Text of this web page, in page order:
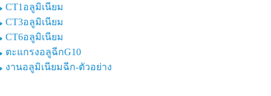
CT1อลูมิเนียม
CT3อลูมิเนียม
CT6อลูมิเนียม
ตะแกรงอลูฉีกG10
งานอลูมิเนียมฉีก-ตัวอย่าง